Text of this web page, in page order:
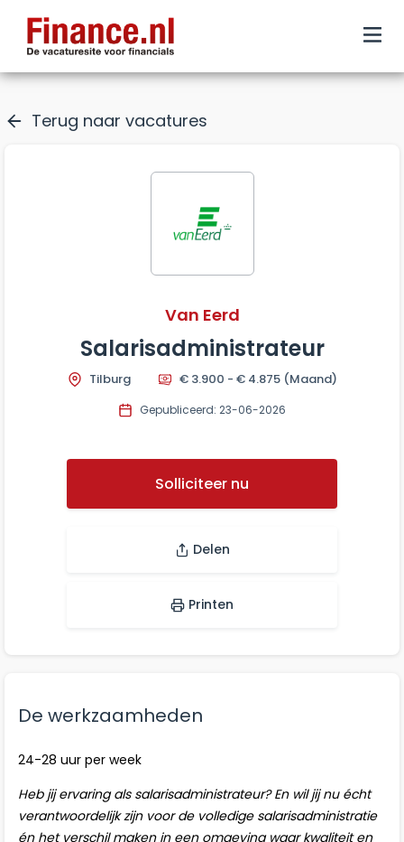
Terug naar vacatures
Van Eerd
Salarisadministrateur
Tilburg € 3.900 - € 4.875 (Maand)
Gepubliceerd: 23-06-2026
Solliciteer nu
Delen
Printen
De werkzaamheden
24-28 uur per week
Heb jij ervaring als salarisadministrateur? En wil jij nu écht
verantwoordelijk zijn voor de volledige salarisadministratie
én het verschil maken in een omgeving waar kwaliteit en